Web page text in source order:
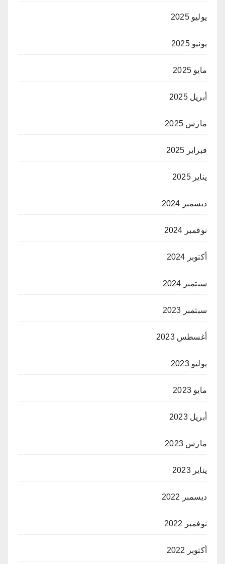
يوليو 2025
يونيو 2025
مايو 2025
أبريل 2025
مارس 2025
فبراير 2025
يناير 2025
ديسمبر 2024
نوفمبر 2024
أكتوبر 2024
سبتمبر 2024
سبتمبر 2023
أغسطس 2023
يوليو 2023
مايو 2023
أبريل 2023
مارس 2023
يناير 2023
ديسمبر 2022
نوفمبر 2022
أكتوبر 2022